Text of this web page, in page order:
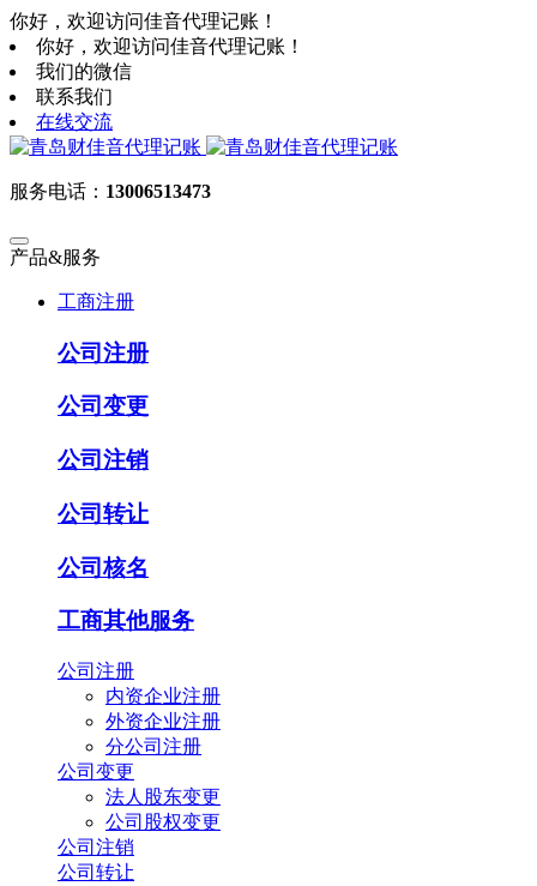
你好，欢迎访问佳音代理记账！
你好，欢迎访问佳音代理记账！
我们的微信
联系我们
在线交流
服务电话： 13006513473
产品&服务
工商注册
公司注册
公司变更
公司注销
公司转让
公司核名
工商其他服务
公司注册
内资企业注册
外资企业注册
分公司注册
公司变更
法人股东变更
公司股权变更
公司注销
公司转让